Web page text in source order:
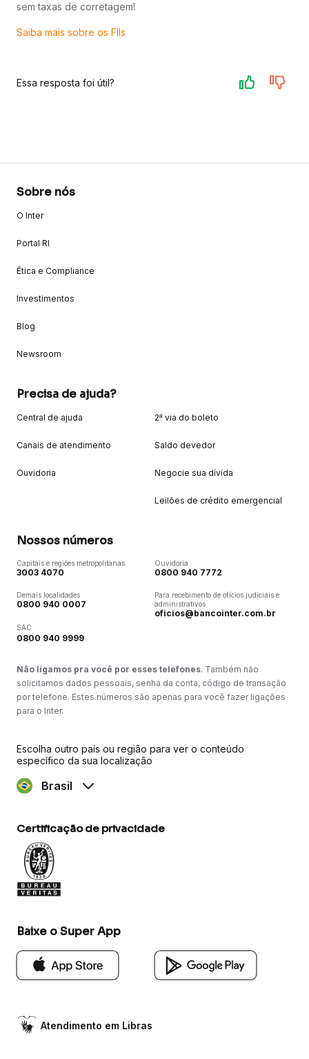
sem taxas de corretagem!
Saiba mais sobre os FIIs
Essa resposta foi útil?
Sobre nós
O Inter
Portal RI
Ética e Compliance
Investimentos
Blog
Newsroom
Precisa de ajuda?
Central de ajuda
Canais de atendimento
Ouvidoria
2ª via do boleto
Saldo devedor
Negocie sua dívida
Leilões de crédito emergencial
Nossos números
Capitais e regiões metropolitanas
3003 4070
Demais localidades
0800 940 0007
SAC
0800 940 9999
Ouvidoria
0800 940 7772
Para recebimento de ofícios judiciais e
administrativos
oficios@bancointer.com.br
Não ligamos pra você por esses telefones. Também não
solicitamos dados pessoais, senha da conta, código de transação
por telefone. Estes números são apenas para você fazer ligações
para o Inter.
Escolha outro país ou região para ver o conteúdo
específico da sua localização
Brasil
Certificação de privacidade
Baixe o Super App
Atendimento em Libras